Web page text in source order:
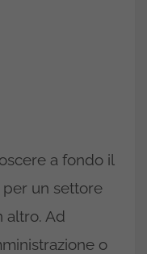
a fondo il
per un settore
altro. Ad
o